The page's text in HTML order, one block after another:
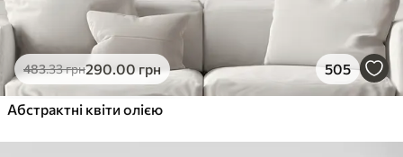
483.33грн290.00грн 505
Абстрактні квіти олією